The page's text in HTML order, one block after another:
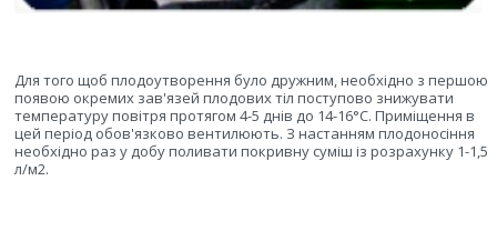
Для того щоб плодоутворення було дружним, необхідно з першою
появою окремих зав'язей плодових тіл поступово знижувати
температуру повітря протягом 4-5 днів до 14-16°С. Приміщення в
цей період обов'язково вентилюють. З настанням плодоносіння
необхідно раз у добу поливати покривну суміш із розрахунку 1-1,5
л/м2.